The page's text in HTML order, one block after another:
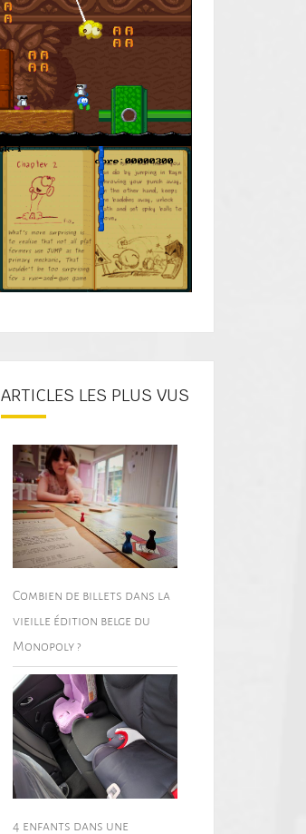
ARTICLES LES PLUS VUS
Combien de billets dans la
vieille édition belge du
Monopoly ?
4 enfants dans une